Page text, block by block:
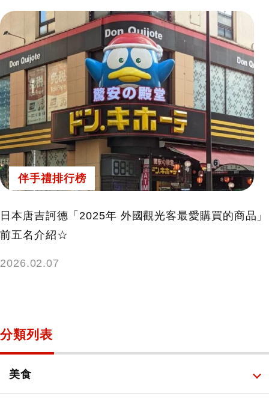
伴手禮排行榜
日本唐吉訶德「2025年 外國觀光客最愛購買的商品」
前五名介紹☆
2026.02.07
分類列表
美食